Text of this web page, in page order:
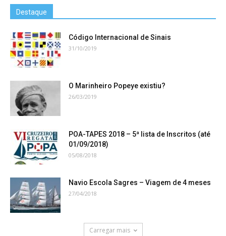
Destaque
Código Internacional de Sinais
31/10/2019
O Marinheiro Popeye existiu?
26/03/2019
POA-TAPES 2018 – 5ª lista de Inscritos (até
01/09/2018)
05/08/2018
Navio Escola Sagres – Viagem de 4 meses
27/04/2018
Carregar mais